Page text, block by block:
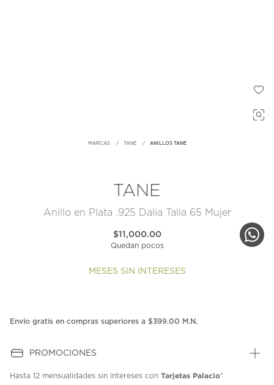
MARCAS TANE ANILLOS TANE
TANE
Anillo en Plata .925 Dalia Talla 65 Mujer
$11,000.00
Quedan pocos
MESES SIN INTERESES
Envío gratis en compras superiores a $399.00 M.N.
PROMOCIONES
Hasta 12 mensualidades sin intereses con Tarjetas Palacio*